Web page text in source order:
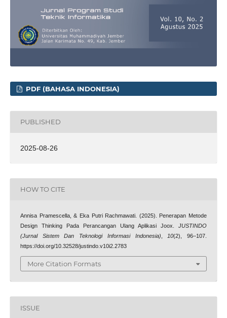
PDF (BAHASA INDONESIA)
PUBLISHED
2025-08-26
HOW TO CITE
Annisa Pramescella, & Eka Putri Rachmawati. (2025). Penerapan Metode
Design Thinking Pada Perancangan Ulang Aplikasi Joox.JUSTINDO
(Jurnal Sistem Dan Teknologi Informasi Indonesia)
10(2), 96–107.
https://doi.org/10.32528/justindo.v10i2.2783
More Citation Formats
ISSUE